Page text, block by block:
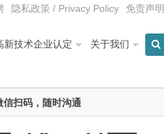
隐私政策 / Privacy Policy 免责声明
新技术企业认定 关于我们
信扫码，随时沟通